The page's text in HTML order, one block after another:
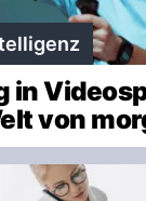
in
von